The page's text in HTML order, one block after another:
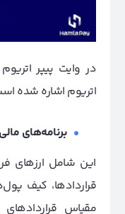
اتریوم اشاره شده
برنامه‌های مالی
این شامل ارزهای
قراردادها، کیف